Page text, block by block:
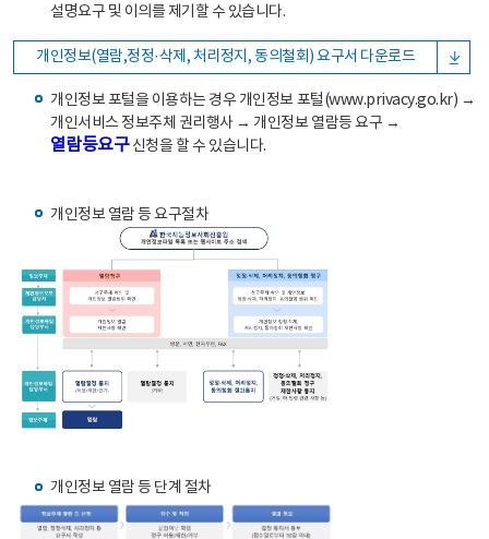
설명요구 및 이의를 제기할 수 있습니다.
개인정보(열람,정정·삭제, 처리정지, 동의철회) 요구서 다운로드
개인정보 포털을 이용하는 경우 개인정보 포털(www.privacy.go.kr) →
개인서비스 정보주체 권리행사 → 개인정보 열람등 요구 →
열람등요구신청을 할 수 있습니다.
개인정보 열람 등 요구절차
개인정보 열람 등 단계 절차